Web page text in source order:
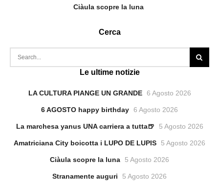
Ciàula scopre la luna
Cerca
Le ultime notizie
LA CULTURA PIANGE UN GRANDE 6 Agosto 2026
6 AGOSTO happy birthday 6 Agosto 2026
La marchesa yanus UNA carriera a tutta🍺 5 Agosto 2026
Amatriciana City boicotta i LUPO DE LUPIS 5 Agosto 2026
Ciàula scopre la luna 5 Agosto 2026
Stranamente auguri 5 Agosto 2026